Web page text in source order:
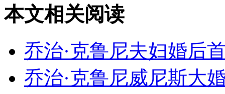
本文相关阅读
乔治·克鲁尼夫妇婚后
乔治·克鲁尼威尼斯大